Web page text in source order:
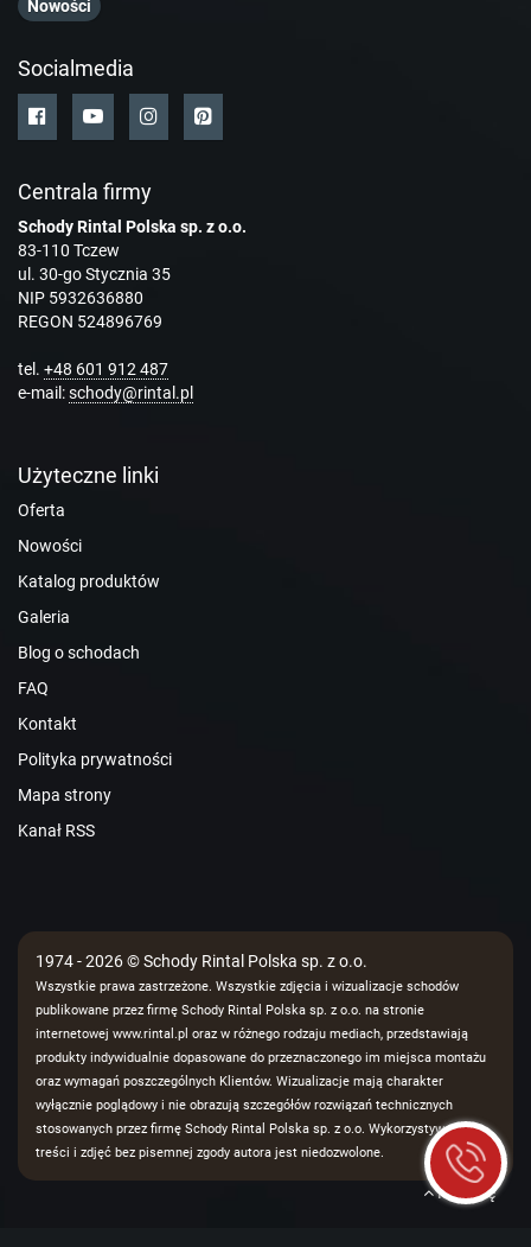
Nowości
Socialmedia
Centrala firmy
Schody Rintal Polska sp. z o.o.
83-110 Tczew
ul. 30-go Stycznia 35
NIP 5932636880
REGON 524896769
tel. +48 601 912 487
e-mail:schody@rintal.pl
Użyteczne linki
Oferta
Nowości
Katalog produktów
Galeria
Blog o schodach
FAQ
Kontakt
Polityka prywatności
Mapa strony
Kanał RSS
1974 - 2026 © Schody Rintal Polska sp. z o.o.
Wszystkie prawa zastrzeżone. Wszystkie zdjęcia i wizualizacje schodów
publikowane przez firmę Schody Rintal Polska sp. z o.o. na stronie
internetowej www.rintal.pl oraz w różnego rodzaju mediach, przedstawiają
produkty indywidualnie dopasowane do przeznaczonego im miejsca montażu
oraz wymagań poszczególnych Klientów. Wizualizacje mają charakter
wyłącznie poglądowy i nie obrazują szczegółów rozwiązań technicznych
stosowanych przez firmę Schody Rintal Polska sp. z o.o. Wykorzystywanie
treści i zdjęć bez pisemnej zgody autora jest niedozwolone.
Na górę